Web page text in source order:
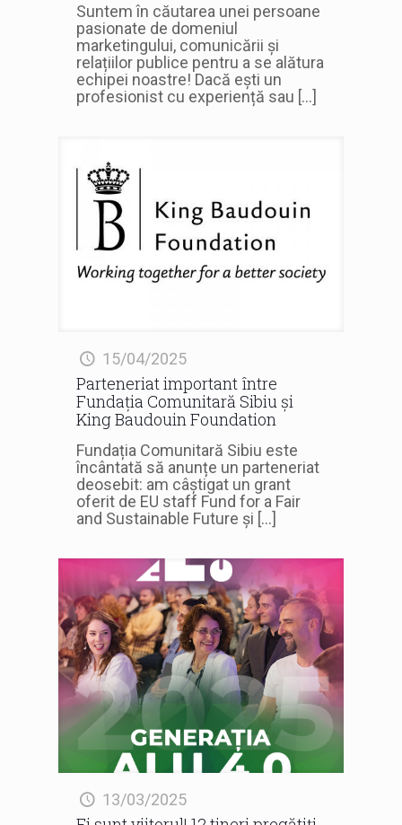
Suntem în căutarea unei persoane
pasionate de domeniul
marketingului, comunicării și
relațiilor publice pentru a se alătura
echipei noastre! Dacă ești un
profesionist cu experiență sau […]
15/04/2025
Parteneriat important între
Fundația Comunitară Sibiu și
King Baudouin Foundation
Fundația Comunitară Sibiu este
încântată să anunțe un parteneriat
deosebit: am câștigat un grant
oferit de EU staff Fund for a Fair
and Sustainable Future și […]
13/03/2025